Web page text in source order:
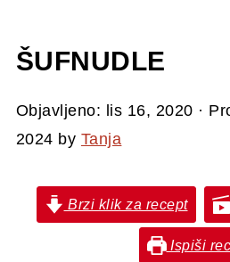
ŠUFNUDLE
Objavljeno: lis 16, 2020 ·
2024 by Tanja
Brzi klik za recept
Ispiši